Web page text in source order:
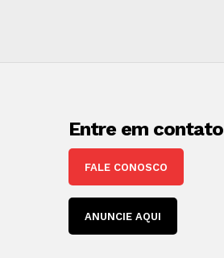
Entre em contato
FALE CONOSCO
ANUNCIE AQUI